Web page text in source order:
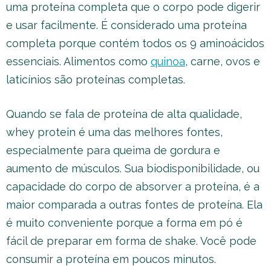
uma proteína completa que o corpo pode digerir
e usar facilmente. É considerado uma proteína
completa porque contém todos os 9 aminoácidos
essenciais. Alimentos como quinoa, carne, ovos e
laticínios são proteínas completas.
Quando se fala de proteína de alta qualidade,
whey protein é uma das melhores fontes,
especialmente para queima de gordura e
aumento de músculos. Sua biodisponibilidade, ou
capacidade do corpo de absorver a proteína, é a
maior comparada a outras fontes de proteína. Ela
é muito conveniente porque a forma em pó é
fácil de preparar em forma de shake. Você pode
consumir a proteína em poucos minutos.